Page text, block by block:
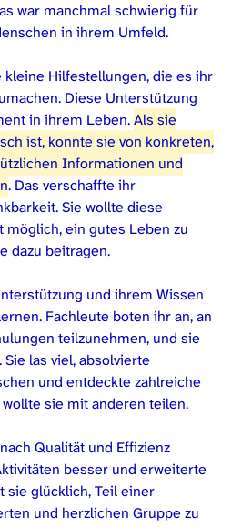
war manchmal schwierig für
in ihrem Umfeld.
Hilfestellungen, die es ihr
Diese Unterstützung
in ihrem Leben.Als sie
ist, konnte sie von konkreten,
Informationen und
. Das verschaffte ihr
Sie wollte diese
möglich, ein gutes Leben zu
dazu beitragen.
und ihrem Wissen
Fachleute boten ihr an, an
teilzunehmen, und sie
las viel, absolvierte
und entdeckte zahlreiche
sie mit anderen teilen.
Qualität und Effizienz
besser und erweiterte
sie glücklich, Teil einer
und herzlichen Gruppe zu